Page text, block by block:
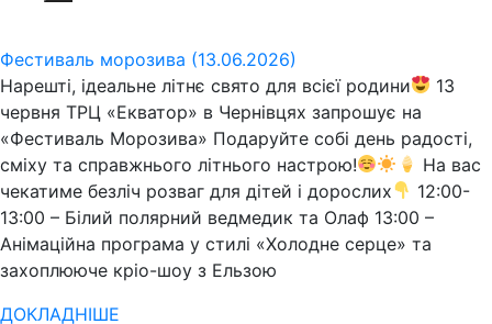
Фестиваль морозива (13.06.2026)
Нарешті, ідеальне літнє свято для всієї родини
13
червня ТРЦ «Екватор» в Чернівцях запрошує на
«Фестиваль Морозива» Подаруйте собі день радості,
сміху та справжнього літнього настрою!
На вас
чекатиме безліч розваг для дітей і дорослих
12:00-
13:00 – Білий полярний ведмедик та Олаф 13:00 –
Анімаційна програма у стилі «Холодне серце» та
захоплююче кріо-шоу з Ельзою
ДОКЛАДНІШЕ